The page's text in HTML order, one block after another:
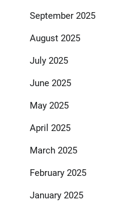
September 2025
August 2025
July 2025
June 2025
May 2025
April 2025
March 2025
February 2025
January 2025